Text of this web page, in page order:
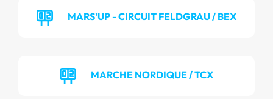
MARS'UP - CIRCUIT FELDGRAU / BEX
MARCHE NORDIQUE / TCX